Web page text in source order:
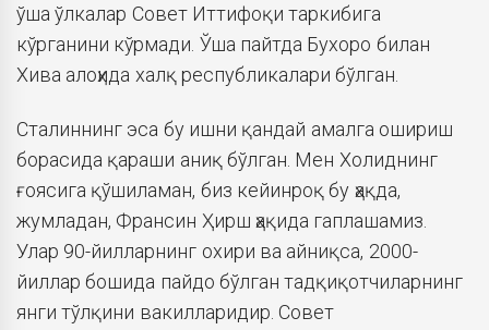
ўша ўлкалар Совет Иттифоқи таркибига
кўрганини кўрмади. Ўша пайтда Бухоро билан
Хива алоҳида халқ республикалари бўлган.
Сталиннинг эса бу ишни қандай амалга ошириш
борасида қараши аниқ бўлган. Мен Холиднинг
ғоясига қўшиламан, биз кейинроқ бу ҳақда,
жумладан, Франсин Ҳирш ҳақида гаплашамиз.
Улар 90-йилларнинг охири ва айниқса, 2000-
йиллар бошида пайдо бўлган тадқиқотчиларнинг
янги тўлқини вакилларидир. Совет